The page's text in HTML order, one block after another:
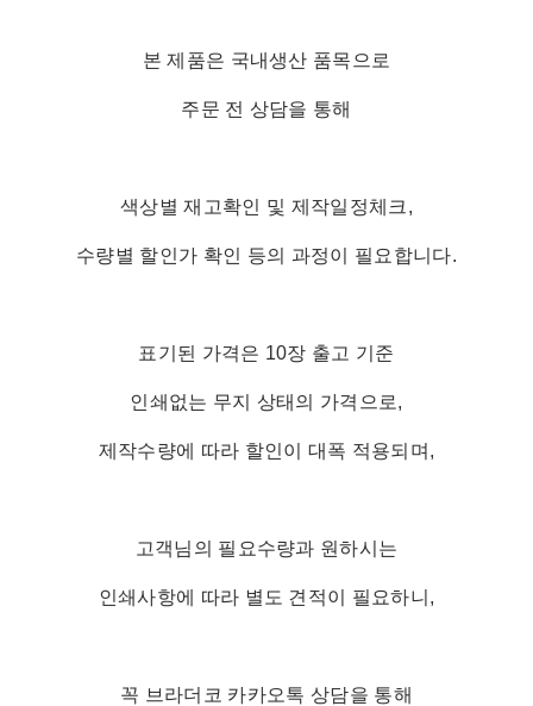
본 제품은 국내생산 품목으로
주문 전 상담을 통해
색상별 재고확인 및 제작일정체크,
수량별 할인가 확인 등의 과정이 필요합니다.
표기된 가격은 10장 출고 기준
인쇄없는 무지 상태의 가격으로,
제작수량에 따라 할인이 대폭 적용되며,
고객님의 필요수량과 원하시는
인쇄사항에 따라 별도 견적이 필요하니,
꼭 브라더코 카카오톡 상담을 통해